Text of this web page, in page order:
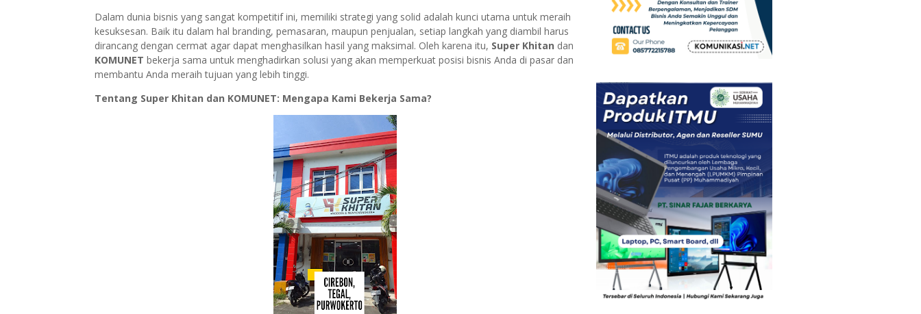
Dalam dunia bisnis yang sangat kompetitif ini, memiliki strategi yang solid adalah kunci utama untuk meraih
kesuksesan. Baik itu dalam hal branding, pemasaran, maupun penjualan, setiap langkah yang diambil harus
dirancang dengan cermat agar dapat menghasilkan hasil yang maksimal. Oleh karena itu, Super Khitan dan
KOMUNET bekerja sama untuk menghadirkan solusi yang akan memperkuat posisi bisnis Anda di pasar dan
membantu Anda meraih tujuan yang lebih tinggi.
Tentang Super Khitan dan KOMUNET: Mengapa Kami Bekerja Sama?